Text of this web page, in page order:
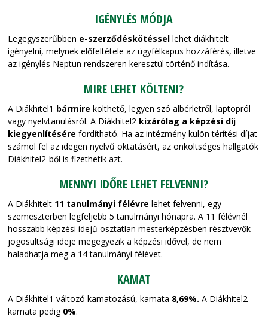
IGÉNYLÉS MÓDJA
Legegyszerűbben e-szerződéskötéssel lehet diákhitelt
igényelni, melynek előfeltétele az ügyfélkapus hozzáférés, illetve
az igénylés Neptun rendszeren keresztül történő indítása.
MIRE LEHET KÖLTENI?
A Diákhitel1 bármirekölthető, legyen szó albérletről, laptopról
vagy nyelvtanulásról. A Diákhitel2 kizárólag a képzési díj
kiegyenlítésére fordítható. Ha az intézmény külön térítési díjat
számol fel az idegen nyelvű oktatásért, az önköltséges hallgatók
Diákhitel2-ből is fizethetik azt.
MENNYI IDŐRE LEHET FELVENNI?
A Diákhitelt 11 tanulmányi félévre lehet felvenni, egy
szemeszterben legfeljebb 5 tanulmányi hónapra. A 11 félévnél
hosszabb képzési idejű osztatlan mesterképzésben résztvevők
jogosultsági ideje megegyezik a képzési idővel, de nem
haladhatja meg a 14 tanulmányi félévet.
KAMAT
A Diákhitel1 változó kamatozású, kamata 8,69%. A Diákhitel2
kamata pedig 0%.